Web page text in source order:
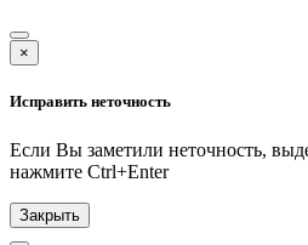
×
Исправить неточность
Если Вы заметили неточность,
нажмите Ctrl+Enter
Закрыть